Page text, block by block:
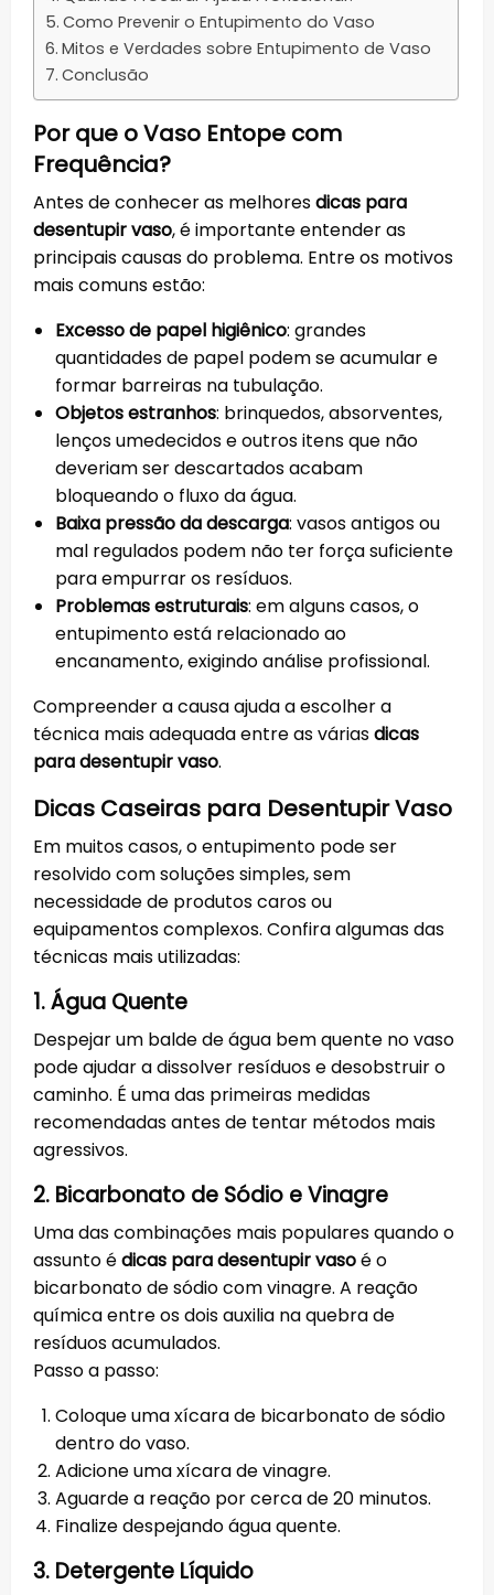
Como Prevenir o Entupimento do Vaso
Mitos e Verdades sobre Entupimento de Vaso
Conclusão
Por que o Vaso Entope com
Frequência?
Antes de conhecer as melhoresdicas para
desentupir vaso, é importante entender as
principais causas do problema. Entre os motivos
mais comuns estão:
Excesso de papel higiênico: grandes
quantidades de papel podem se acumular e
formar barreiras na tubulação.
Objetos estranhos: brinquedos, absorventes,
lenços umedecidos e outros itens que não
deveriam ser descartados acabam
bloqueando o fluxo da água.
Baixa pressão da descarga: vasos antigos ou
mal regulados podem não ter força suficiente
para empurrar os resíduos.
Problemas estruturais: em alguns casos, o
entupimento está relacionado ao
encanamento, exigindo análise profissional.
Compreender a causa ajuda a escolher a
técnica mais adequada entre as váriasdicas
para desentupir vaso.
Dicas Caseiras para Desentupir Vaso
Em muitos casos, o entupimento pode ser
resolvido com soluções simples, sem
necessidade de produtos caros ou
equipamentos complexos. Confira algumas das
técnicas mais utilizadas:
1. Água Quente
Despejar um balde de água bem quente no vaso
pode ajudar a dissolver resíduos e desobstruir o
caminho. É uma das primeiras medidas
recomendadas antes de tentar métodos mais
agressivos.
2. Bicarbonato de Sódio e Vinagre
Uma das combinações mais populares quando o
assunto édicas para desentupir vasoé o
bicarbonato de sódio com vinagre. A reação
química entre os dois auxilia na quebra de
resíduos acumulados.
Passo a passo:
Coloque uma xícara de bicarbonato de sódio
dentro do vaso.
Adicione uma xícara de vinagre.
Aguarde a reação por cerca de 20 minutos.
Finalize despejando água quente.
3. Detergente Líquido